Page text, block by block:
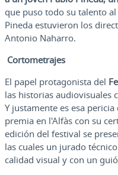
que puso todo su talento
Pineda estuvieron los
Antonio Naharro.
Cortometrajes
El papel protagonista del
las historias audiovisuales
Y justamente es esa
premia en l'Alfàs con su
edición del festival se
las cuales un jurado
calidad visual y con un